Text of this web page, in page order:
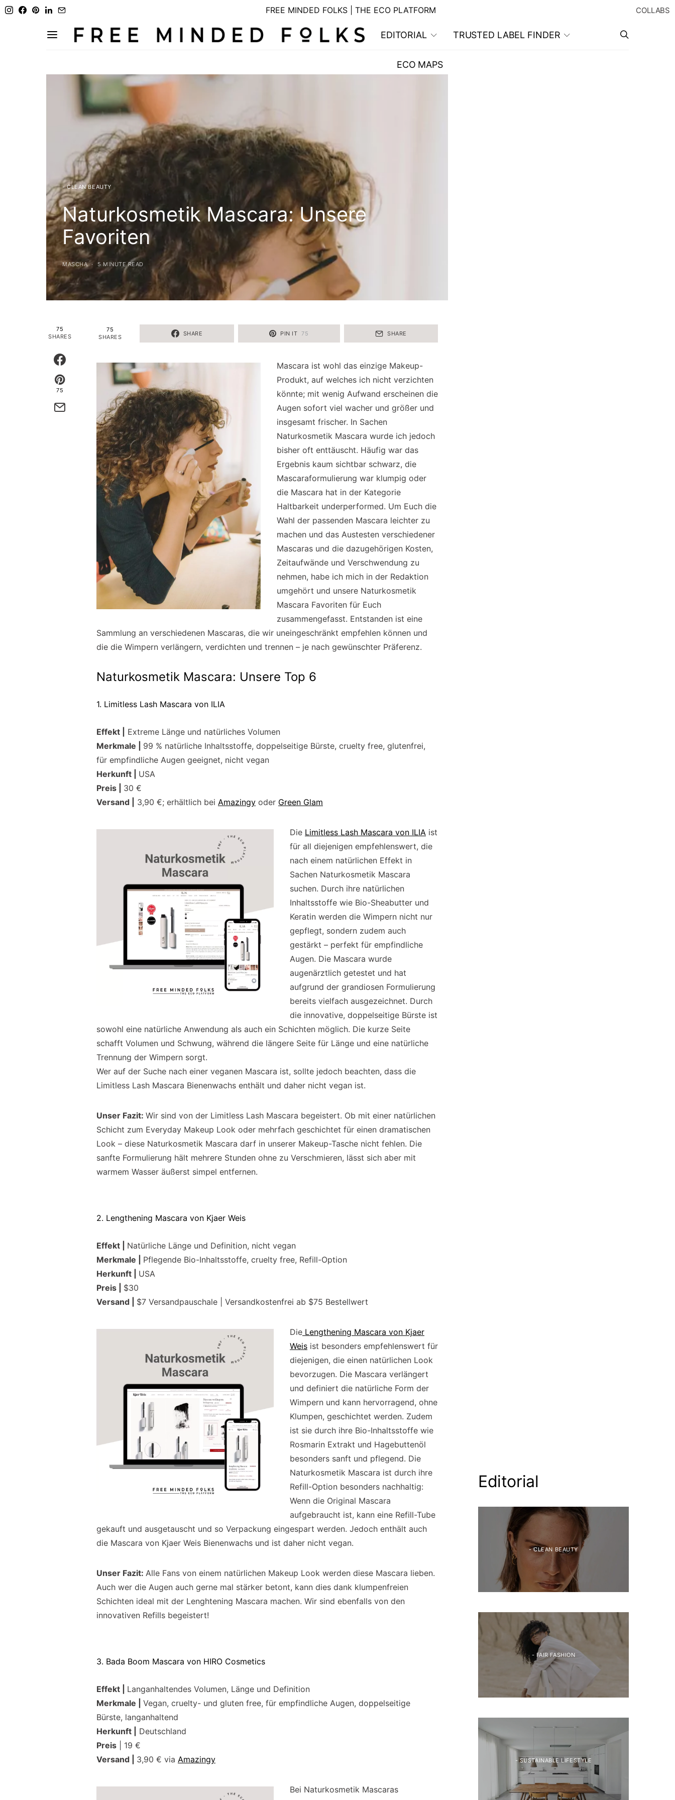
FREE MINDED FOLKS | THE ECO PLATFORM COLLABS
EDITORIAL TRUSTED LABEL FINDER
ECO MAPS
- CLEAN BEAUTY
Naturkosmetik Mascara: Unsere
Favoriten
MASCHA 5 MINUTE READ
75
SHARES
75
75
SHARES
SHARE PIN IT 75 SHARE
Mascara ist wohl das einzige Makeup-
Produkt, auf welches ich nicht verzichten
könnte; mit wenig Aufwand erscheinen die
Augen sofort viel wacher und größer und
insgesamt frischer. In Sachen
Naturkosmetik Mascara wurde ich jedoch
bisher oft enttäuscht. Häufig war das
Ergebnis kaum sichtbar schwarz, die
Mascaraformulierung war klumpig oder
die Mascara hat in der Kategorie
Haltbarkeit underperformed. Um Euch die
Wahl der passenden Mascara leichter zu
machen und das Austesten verschiedener
Mascaras und die dazugehörigen Kosten,
Zeitaufwände und Verschwendung zu
nehmen, habe ich mich in der Redaktion
umgehört und unsere Naturkosmetik
Mascara Favoriten für Euch
zusammengefasst. Entstanden ist eine
Sammlung an verschiedenen Mascaras, die wir uneingeschränkt empfehlen können und
die die Wimpern verlängern, verdichten und trennen – je nach gewünschter Präferenz.
Naturkosmetik Mascara: Unsere Top 6
1. Limitless Lash Mascara von ILIA
Effekt |
Extreme Länge und natürliches Volumen
Merkmale | 99 % natürliche Inhaltsstoffe, doppelseitige Bürste, cruelty free, glutenfrei,
für empfindliche Augen geeignet, nicht vegan
Herkunft | USA
Preis | 30 €
Versand |
3,90 €; erhältlich bei Amazingy oder Green Glam
Die Limitless Lash Mascara von ILIA ist
für all diejenigen empfehlenswert, die
nach einem natürlichen Effekt in
Sachen Naturkosmetik Mascara
suchen. Durch ihre natürlichen
Inhaltsstoffe wie Bio-Sheabutter und
Keratin werden die Wimpern nicht nur
gepflegt, sondern zudem auch
gestärkt – perfekt für empfindliche
Augen. Die Mascara wurde
augenärztlich getestet und hat
aufgrund der grandiosen Formulierung
bereits vielfach ausgezeichnet. Durch
die innovative, doppelseitige Bürste ist
sowohl eine natürliche Anwendung als auch ein Schichten möglich. Die kurze Seite
schafft Volumen und Schwung, während die längere Seite für Länge und eine natürliche
Trennung der Wimpern sorgt.
Wer auf der Suche nach einer veganen Mascara ist, sollte jedoch beachten, dass die
Limitless Lash Mascara Bienenwachs enthält und daher nicht vegan ist.
Unser Fazit: Wir sind von der Limitless Lash Mascara begeistert. Ob mit einer natürlichen
Schicht zum Everyday Makeup Look oder mehrfach geschichtet für einen dramatischen
Look – diese Naturkosmetik Mascara darf in unserer Makeup-Tasche nicht fehlen. Die
sanfte Formulierung hält mehrere Stunden ohne zu Verschmieren, lässt sich aber mit
warmem Wasser äußerst simpel entfernen.
2. Lengthening Mascara von Kjaer Weis
Effekt | Natürliche Länge und Definition, nicht vegan
Merkmale | Pflegende Bio-Inhaltsstoffe, cruelty free, Refill-Option
Herkunft | USA
Preis | $30
Versand | $7 Versandpauschale | Versandkostenfrei ab $75 Bestellwert
Die Lengthening Mascara von Kjaer
Weis ist besonders empfehlenswert für
diejenigen, die einen natürlichen Look
bevorzugen. Die Mascara verlängert
und definiert die natürliche Form der
Wimpern und kann hervorragend, ohne
Klumpen, geschichtet werden. Zudem
ist sie durch ihre Bio-Inhaltsstoffe wie
Rosmarin Extrakt und Hagebuttenöl
besonders sanft und pflegend. Die
Naturkosmetik Mascara ist durch ihre
Refill-Option besonders nachhaltig:
Wenn die Original Mascara
aufgebraucht ist, kann eine Refill-Tube
gekauft und ausgetauscht und so Verpackung eingespart werden. Jedoch enthält auch
die Mascara von Kjaer Weis Bienenwachs und ist daher nicht vegan.
Unser Fazit: Alle Fans von einem natürlichen Makeup Look werden diese Mascara lieben.
Auch wer die Augen auch gerne mal stärker betont, kann dies dank klumpenfreien
Schichten ideal mit der Lenghtening Mascara machen. Wir sind ebenfalls von den
innovativen Refills begeistert!
3. Bada Boom Mascara von HIRO Cosmetics
Effekt | Langanhaltendes Volumen, Länge und Definition
Merkmale | Vegan, cruelty- und gluten free, für empfindliche Augen, doppelseitige
Bürste, langanhaltend
Herkunft |
Deutschland
Preis | 19 €
Versand | 3,90 € via Amazingy
Bei Naturkosmetik Mascaras
Editorial
- CLEAN BEAUTY
- FAIR FASHION
- SUSTAINABLE LIFESTYLE